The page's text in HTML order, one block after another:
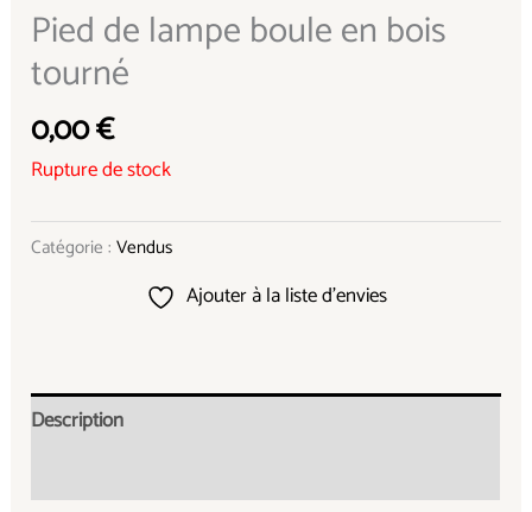
Pied de lampe boule en bois
tourné
0,00€
Rupture de stock
Catégorie :Vendus
Ajouter à la liste d’envies
Description